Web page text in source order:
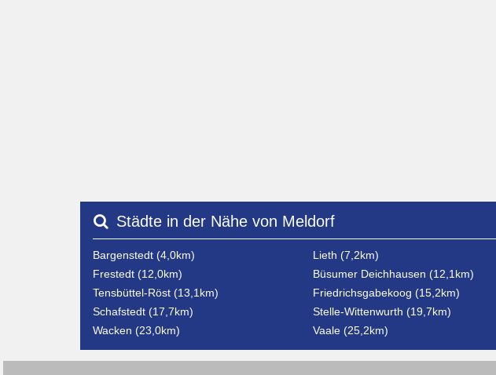
Städte in der Nähe von Meldorf
Bargenstedt (4,0km) Lieth (7,2km)
Frestedt (12,0km)
Büsumer Deichhausen (12,1km)
Tensbüttel-Röst (13,1km)
Friedrichsgabekoog (15,2km)
Schafstedt (17,7km)
Stelle-Wittenwurth (19,7km)
Wacken (23,0km)
Vaale (25,2km)